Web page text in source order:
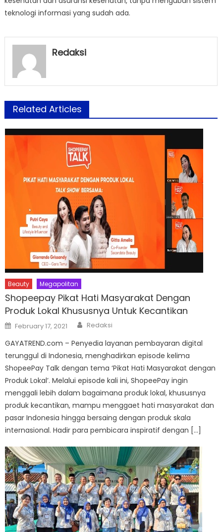
teknologi informasi yang sudah ada.
Redaksi
Related Articles
Beauty Megapolitan
Shopeepay Pikat Hati Masyarakat Dengan
Produk Lokal Khususnya Untuk Kecantikan
Posted
on
February 17, 2021 Author
Redaksi
GAYATREND.com – Penyedia layanan pembayaran digital
terunggul di Indonesia, menghadirkan episode kelima
ShopeePay Talk dengan tema ‘Pikat Hati Masyarakat dengan
Produk Lokal’. Melalui episode kali ini, ShopeePay ingin
menggali lebih dalam bagaimana produk lokal, khususnya
produk kecantikan, mampu menggaet hati masyarakat dan
pasar Indonesia hingga bersaing dengan produk skala
internasional. Hadir para pembicara inspiratif dengan […]